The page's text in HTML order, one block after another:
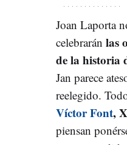
Joan Laporta
celebrarán las
de la historia
Jan parece
reelegido.
Víctor Font,
piensan